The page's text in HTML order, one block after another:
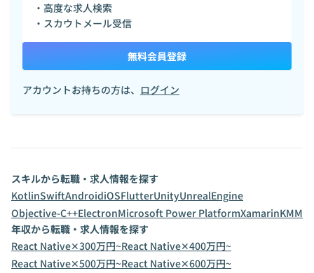
・高度な求人検索
・スカウトメール受信
無料会員登録
アカウントお持ちの方は、 ログイン
スキルから転職・求人情報を探す
KotlinSwiftAndroidiOSFlutterUnityUnrealEngine
Objective-C++ElectronMicrosoft Power PlatformXamarinKMM
年収から転職・求人情報を探す
React Native✕300万円~React Native✕400万円~
React Native✕500万円~React Native✕600万円~